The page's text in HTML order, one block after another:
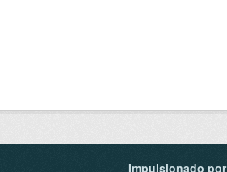
Impulsionado por